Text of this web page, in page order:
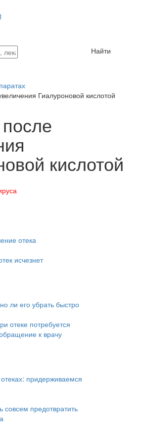
Найти
Гиалуроновой кислотой
кислотой
отека
исчезнет
ли его убрать быстро
отеке потребуется
к врачу
придерживаемся
совсем предотвратить